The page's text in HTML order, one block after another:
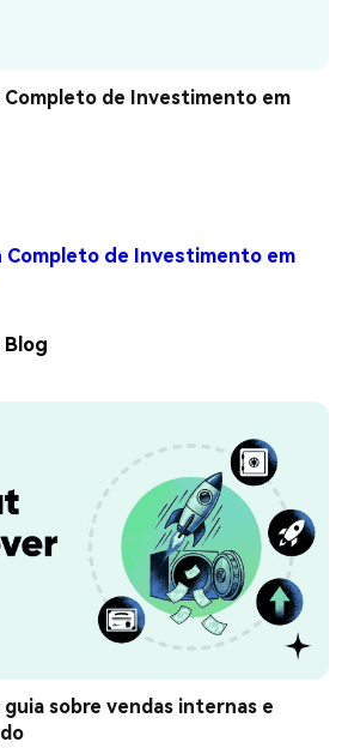
Completo de Investimento em
Completo de Investimento em
Blog
guia sobre vendas internas e